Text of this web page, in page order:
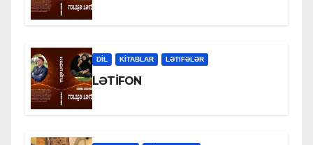
DİL KİTABLAR LƏTIFƏLƏR
LƏTİFON